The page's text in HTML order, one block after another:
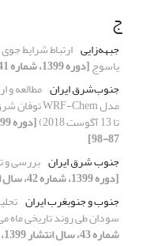
ج
جبهه‌زایی ارتباط شرایط
یاسوج[دوره 1399، شماره 41، سال انتشار 1399، صفحه 35-52]
جنوب‌شرق ایران مطالعه و
تا 13 آگوست 2018)
87-98]
جنوب شرق ایران بررسی و
[دوره 1399، شماره 42، سال انتشار 1399، صفحه 109-124]
جنوب و جنوبغرب ایران
سودان طی روند تاریخی ماه
شماره 43، سال انتشار 1399، صفحه 1-14]